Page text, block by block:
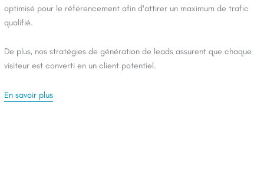
optimisé pour le référencement afin d'attirer un maximum de trafic
qualifié.
De plus, nos stratégies de génération de leads assurent que chaque
visiteur est converti en un client potentiel.
En savoir plus